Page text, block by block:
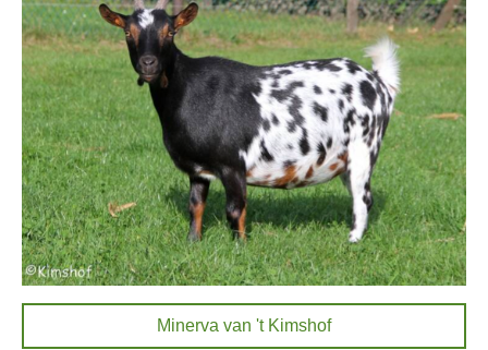
Minerva van 't Kimshof